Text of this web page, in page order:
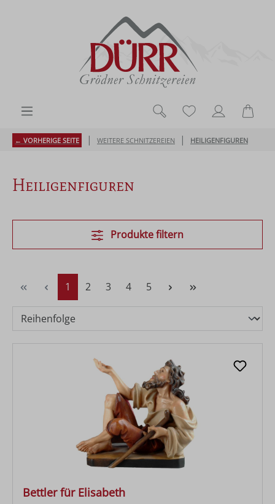
Du hast 0
← VORHERIGE SEITE | WEITERE SCHNITZEREIEN | HEILIGENFIGUREN
Heiligenfiguren
Produkte filtern
Seite
1 Seite
2 Seite
3 Seite
4 Seite
5
Bettler für Elisabeth